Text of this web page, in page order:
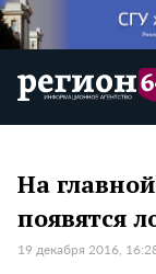
На
появятся
19 декабря 2016,